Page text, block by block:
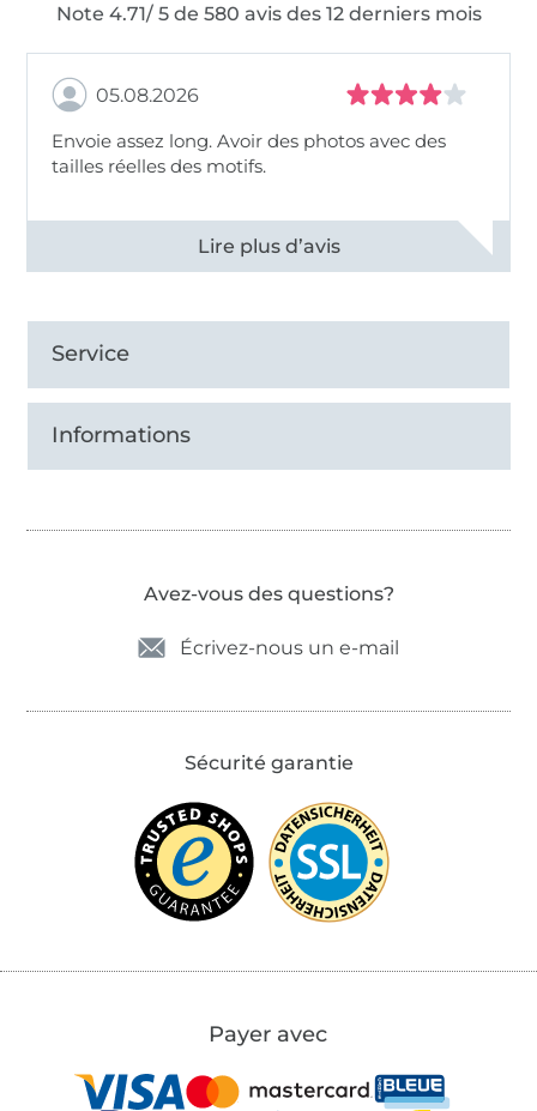
Note 4.71/ 5 de 580 avis des 12 derniers mois
05.08.2026
Envoie assez long. Avoir des photos avec des
tailles réelles des motifs.
Voir tous les 11494 commentaires
Service
Informations
Avez-vous des questions?
Écrivez-nous un e-mail
Sécurité garantie
Payer avec